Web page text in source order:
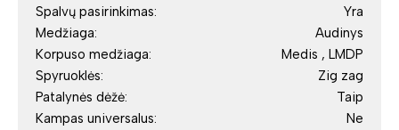
Spalvų pasirinkimas:
Yra
Medžiaga:
Audinys
Korpuso medžiaga:
Medis , LMDP
Spyruoklės:
Zig zag
Patalynės dėžė:
Taip
Kampas universalus:
Ne